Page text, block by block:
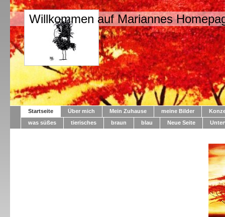
Willkommen auf Mariannes
Startseite Über mich Mein Zuhause meine Bilder
was süßes
tierisches braun blau Neue Seite